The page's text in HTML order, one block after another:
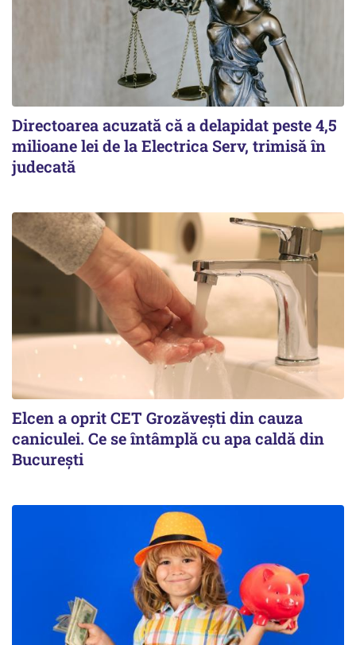
Directoarea acuzată că a delapidat peste 4,5
milioane lei de la Electrica Serv, trimisă în
judecată
Elcen a oprit CET Grozăvești din cauza
caniculei. Ce se întâmplă cu apa caldă din
București